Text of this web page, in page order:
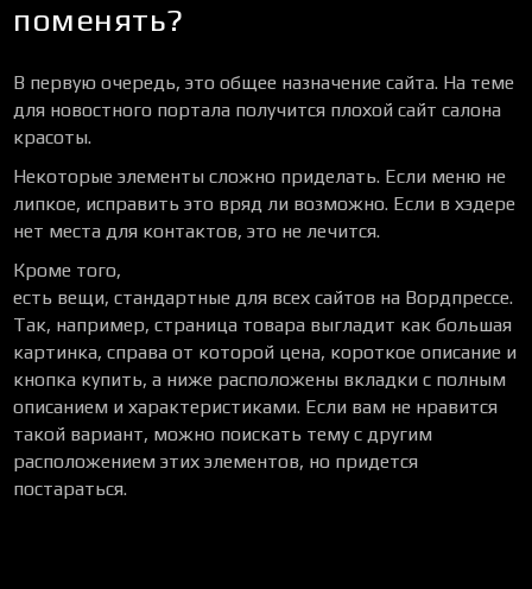
поменять?
В первую очередь, это общее назначение сайта. На теме
для новостного портала получится плохой сайт салона
красоты.
Некоторые элементы сложно приделать. Если меню не
липкое, исправить это вряд ли возможно. Если в хэдере
нет места для контактов, это не лечится.
Кроме того,
есть вещи, стандартные для всех сайтов на Вордпрессе.
Так, например, страница товара выгладит как большая
картинка, справа от которой цена, короткое описание и
кнопка купить, а ниже расположены вкладки с полным
описанием и характеристиками. Если вам не нравится
такой вариант, можно поискать тему с другим
расположением этих элементов, но придется
постараться.